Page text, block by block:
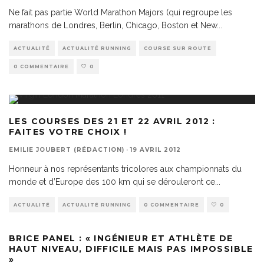
Ne fait pas partie World Marathon Majors (qui regroupe les
marathons de Londres, Berlin, Chicago, Boston et New...
ACTUALITÉ ACTUALITÉ RUNNING COURSE SUR ROUTE
0 COMMENTAIRE 0
LES COURSES DES 21 ET 22 AVRIL 2012 :
FAITES VOTRE CHOIX !
EMILIE JOUBERT (RÉDACTION) · 19 AVRIL 2012
Honneur à nos représentants tricolores aux championnats du
monde et d’Europe des 100 km qui se dérouleront ce
ACTUALITÉ ACTUALITÉ RUNNING 0 COMMENTAIRE 0
BRICE PANEL : « INGÉNIEUR ET ATHLÈTE DE
HAUT NIVEAU, DIFFICILE MAIS PAS IMPOSSIBLE
»